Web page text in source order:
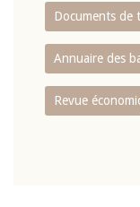
Documents de
Annuaire des
Revue